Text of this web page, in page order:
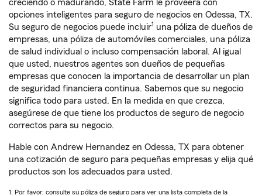
creciendo o madurando, State Farm le proveerá con
opciones inteligentes para seguro de negocios en Odessa, TX.
Su seguro de negocios puede incluir1 una póliza de dueños de
empresas, una póliza de automóviles comerciales, una póliza
de salud individual o incluso compensación laboral. Al igual
que usted, nuestros agentes son dueños de pequeñas
empresas que conocen la importancia de desarrollar un plan
de seguridad financiera continua. Sabemos que su negocio
significa todo para usted. En la medida en que crezca,
asegúrese de que tiene los productos de seguro de negocio
correctos para su negocio.
Hable con Andrew Hernandez en Odessa, TX para obtener
una cotización de seguro para pequeñas empresas y elija qué
productos son los adecuados para usted.
1. Por favor, consulte su póliza de seguro para ver una lista completa de la